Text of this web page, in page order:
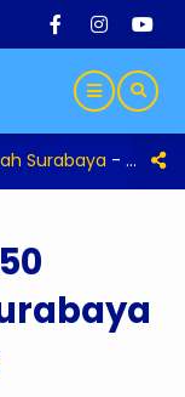
Surabaya - Call